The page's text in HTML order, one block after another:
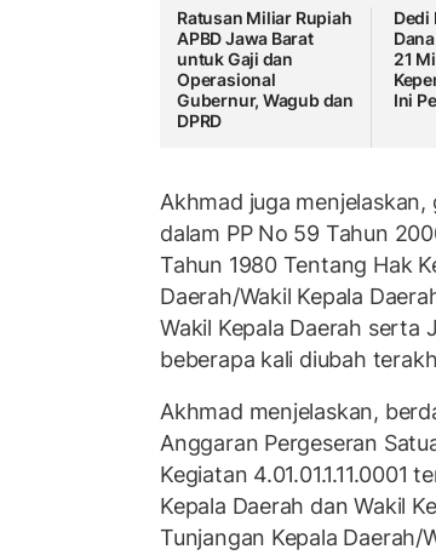
Ratusan Miliar Rupiah
APBD Jawa Barat
untuk Gaji dan
Operasional
Gubernur, Wagub dan
DPRD
Dedi
21
Ini
Akhmad juga
dalam PP No 59 Tahun
Tahun 1980 Tentang Hak
Daerah/Wakil Kepala
Wakil Kepala Daerah serta
beberapa kali diubah
Akhmad menjelaskan,
Anggaran Pergeseran
Kegiatan 4.01.01.1.11.0001
Kepala Daerah dan Wakil
Tunjangan Kepala Daerah/